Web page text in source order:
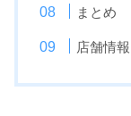
まとめ
店舗情報